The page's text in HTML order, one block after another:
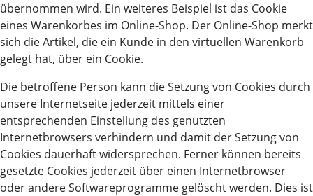
übernommen wird. Ein weiteres Beispiel ist das Cookie
eines Warenkorbes im Online-Shop. Der Online-Shop merkt
sich die Artikel, die ein Kunde in den virtuellen Warenkorb
gelegt hat, über ein Cookie.
Die betroffene Person kann die Setzung von Cookies durch
unsere Internetseite jederzeit mittels einer
entsprechenden Einstellung des genutzten
Internetbrowsers verhindern und damit der Setzung von
Cookies dauerhaft widersprechen. Ferner können bereits
gesetzte Cookies jederzeit über einen Internetbrowser
oder andere Softwareprogramme gelöscht werden. Dies ist